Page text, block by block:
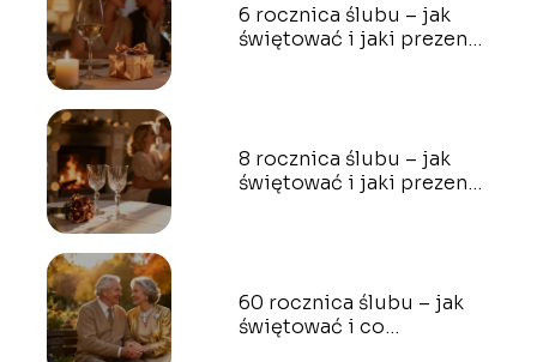
6 rocznica ślubu – jak
świętować i jaki prezent
8 rocznica ślubu – jak
świętować i jaki prezent
60 rocznica ślubu – jak
świętować i co